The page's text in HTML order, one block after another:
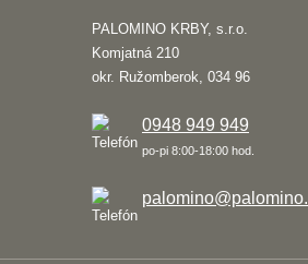
PALOMINO KRBY, s.r.o.
Komjatná 210
okr. Ružomberok, 034 96
0948 949 949
po-pi 8:00-18:00 hod.